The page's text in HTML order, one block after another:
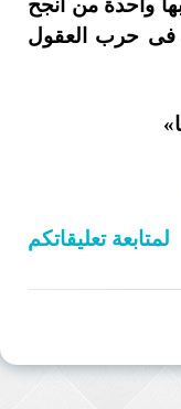
واحدة من أنجح
فى حرب العقول
لمتابعة تعليقاتكم